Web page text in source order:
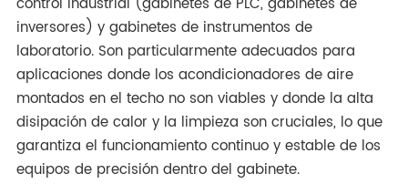
inversores) y gabinetes de instrumentos de
laboratorio. Son particularmente adecuados para
aplicaciones donde los acondicionadores de aire
montados en el techo no son viables y donde la alta
disipación de calor y la limpieza son cruciales, lo que
garantiza el funcionamiento continuo y estable de los
equipos de precisión dentro del gabinete.